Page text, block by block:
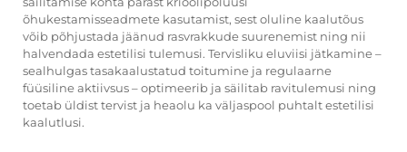
õhukestamisseadmete kasutamist, sest oluline kaalutõus
võib põhjustada jäänud rasvrakkude suurenemist ning nii
halvendada estetilisi tulemusi. Tervisliku eluviisi jätkamine –
sealhulgas tasakaalustatud toitumine ja regulaarne
füüsiline aktiivsus – optimeerib ja säilitab ravitulemusi ning
toetab üldist tervist ja heaolu ka väljaspool puhtalt estetilisi
kaalutlusi.